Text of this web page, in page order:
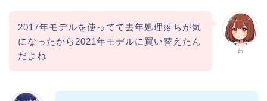
茜
2017年モデルを使ってて去年処理落ちが気
になったから2021年モデルに買い替えたん
だよね